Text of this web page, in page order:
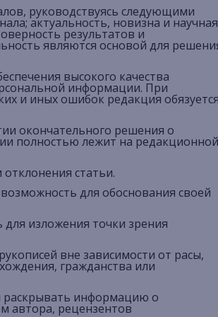
руководствуясь следующими
актуальность, новизна и научная
результатов и
являются основой для
высокого качества
информации. При
и иных ошибок редакция
окончательного решения о
полностью лежит на редакционной
статьи.
для обоснования своей
изложения точки зрения
вне зависимости от расы,
гражданства или
раскрывать информацию о
автора, рецензентов